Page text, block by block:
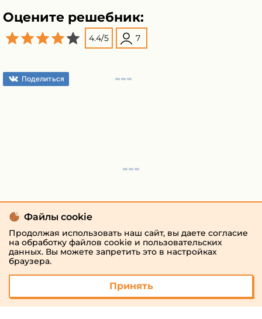
Оцените решебник:
4.4/5 7
Поделиться
Файлы cookie
Продолжая использовать наш сайт, вы даете согласие
на обработку файлов cookie и пользовательских
данных. Вы можете запретить это в настройках
браузера.
Принять